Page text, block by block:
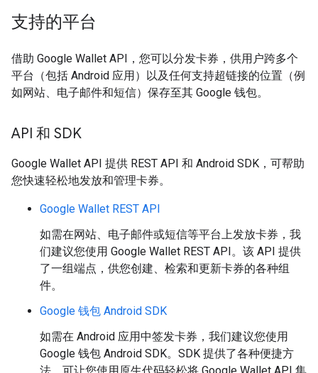
支持的平台
借助 Google Wallet API，您可以分发卡券，供用户跨多个
平台（包括 Android 应用）以及任何支持超链接的位置（例
如网站、电子邮件和短信）保存至其 Google 钱包。
API 和 SDK
Google Wallet API 提供 REST API 和 Android SDK，可帮助
您快速轻松地发放和管理卡券。
Google Wallet REST API
如需在网站、电子邮件或短信等平台上发放卡券，我
们建议您使用 Google Wallet REST API。该 API 提供
了一组端点，供您创建、检索和更新卡券的各种组
件。
Google 钱包 Android SDK
如需在 Android 应用中签发卡券，我们建议您使用
Google 钱包 Android SDK。SDK 提供了各种便捷方